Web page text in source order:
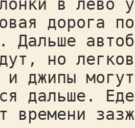
в лево
дорога
Дальше
но
и джипы могут
дальше.
времени